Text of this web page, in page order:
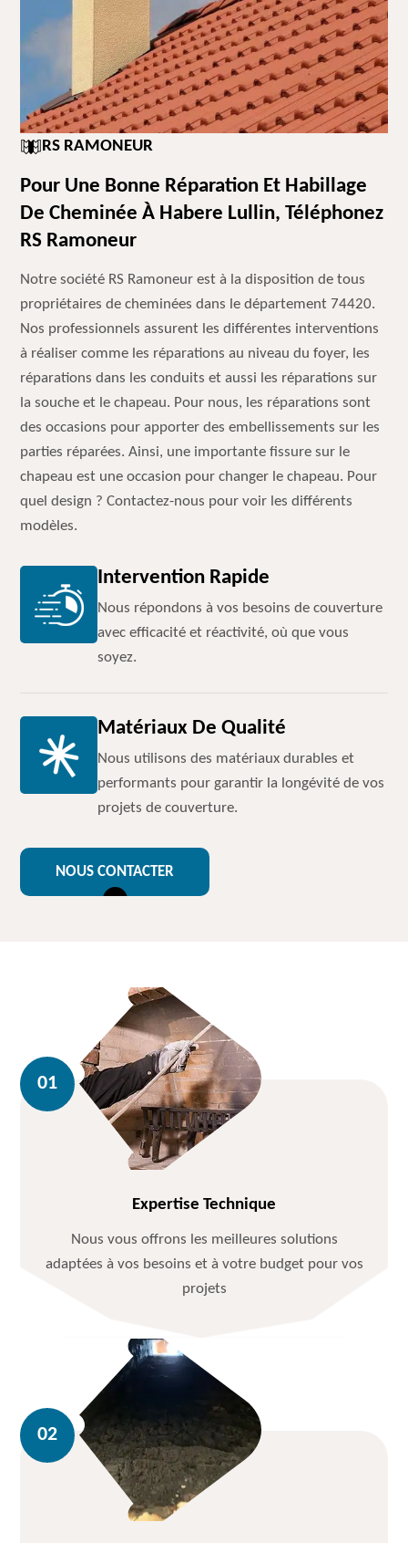
RS RAMONEUR
Pour Une Bonne Réparation Et Habillage
De Cheminée À Habere Lullin, Téléphonez
RS Ramoneur
Notre société RS Ramoneur est à la disposition de tous
propriétaires de cheminées dans le département 74420.
Nos professionnels assurent les différentes interventions
à réaliser comme les réparations au niveau du foyer, les
réparations dans les conduits et aussi les réparations sur
la souche et le chapeau. Pour nous, les réparations sont
des occasions pour apporter des embellissements sur les
parties réparées. Ainsi, une importante fissure sur le
chapeau est une occasion pour changer le chapeau. Pour
quel design ? Contactez-nous pour voir les différents
modèles.
Intervention Rapide
Nous répondons à vos besoins de couverture
avec efficacité et réactivité, où que vous
soyez.
Matériaux De Qualité
Nous utilisons des matériaux durables et
performants pour garantir la longévité de vos
projets de couverture.
NOUS CONTACTER
Expertise Technique
Nous vous offrons les meilleures solutions
adaptées à vos besoins et à votre budget pour vos
projets